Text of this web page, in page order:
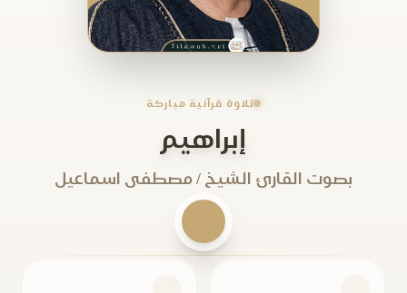
تلاوة قرآنية مباركة
إبراهيم
بصوت القارئ الشيخ / مصطفى اسماعيل